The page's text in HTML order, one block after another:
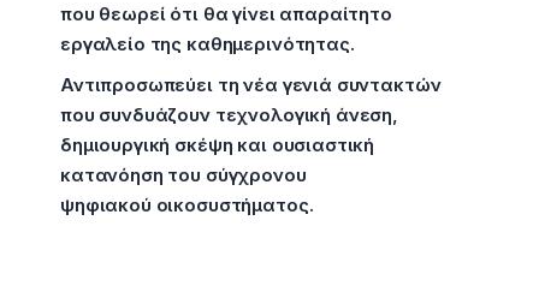
που θεωρεί ότι θα γίνει απαραίτητο
εργαλείο της καθημερινότητας.
Αντιπροσωπεύει τη νέα γενιά συντακτών
που συνδυάζουν τεχνολογική άνεση,
δημιουργική σκέψη και ουσιαστική
κατανόηση του σύγχρονου
ψηφιακού οικοσυστήματος.